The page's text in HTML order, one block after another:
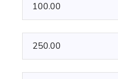
100.00
250.00